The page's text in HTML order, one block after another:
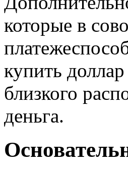
которые в
купить
близкого
деньга.